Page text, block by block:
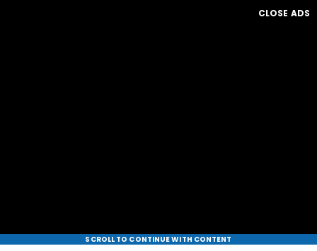
CLOSE ADS
SCROLL TO CONTINUE WITH CONTENT